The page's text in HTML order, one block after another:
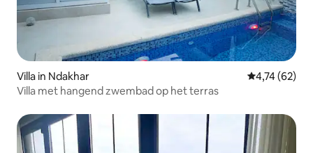
Villa in Ndakhar Gemiddelde
4,74 (62)
Villa met hangend zwembad op het terras